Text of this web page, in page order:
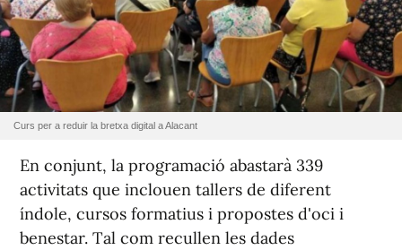
Curs per a reduir la bretxa digital a Alacant
En conjunt, la programació abastarà 339
activitats que inclouen tallers de diferent
índole, cursos formatius i propostes d'oci i
benestar. Tal com recullen les dades